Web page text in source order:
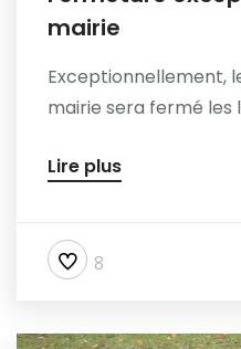
mairie
Exceptionnellement,
mairie sera fermé les
Lire plus
8